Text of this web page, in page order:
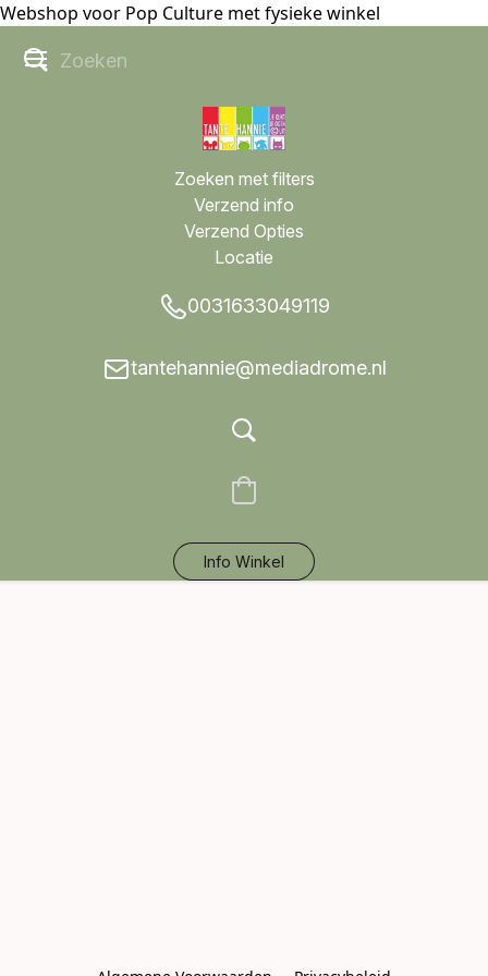
Webshop voor Pop Culture met fysieke winkel
Zoeken met filters
Verzend info
Verzend Opties
Locatie
0031633049119
tantehannie@mediadrome.nl
Info Winkel